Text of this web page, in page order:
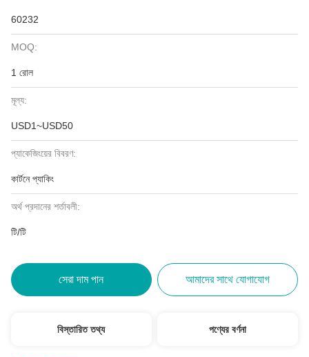
60232
MOQ:
1 রোল
মূল্য:
USD1~USD50
প্যাকেজিংয়ের বিবরণ:
কার্টনে প্যাকিং
অর্থ প্রদানের শর্তাবলী:
টি/টি
সেরা দাম পান আমাদের সাথে যোগাযোগ
বিস্তারিত তথ্য পণ্যের বর্ণনা